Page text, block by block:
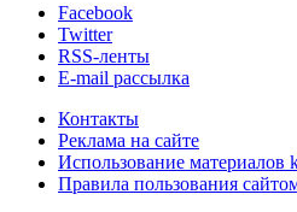
Facebook
Twitter
RSS-ленты
E-mail рассылка
Контакты
Реклама на сайте
Использование материалов
Правила пользования